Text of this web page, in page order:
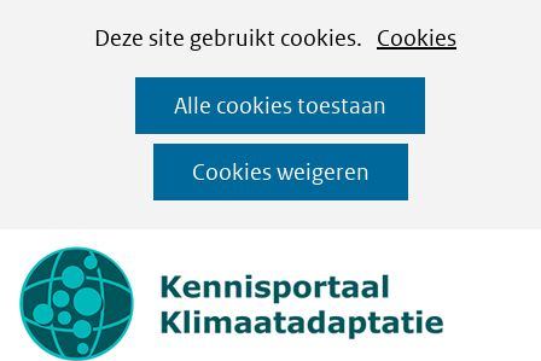
CookiesDeze site gebruikt cookies. Cookies
op
deze
website
Alle cookies toestaan
Cookies weigeren
Ga
naar
de
inhoud